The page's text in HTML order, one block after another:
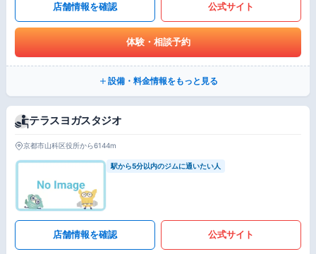
店舗情報を確認 公式サイト
体験・相談予約
設備・料金情報をもっと見る
テラスヨガスタジオ
京都市山科区役所から6144m
駅から5分以内のジムに通いたい人
店舗情報を確認 公式サイト